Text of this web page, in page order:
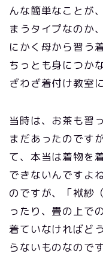
んな簡単なことが
まうタイプなのか
にかく母から習う
ちっとも身につか
ざわざ着付け教室
当時は、お茶も習
まだあったのです
て、本当は着物を
できないんですよ
のですが、「袱紗
ったり、畳の上で
着ていなければど
らないものなのです